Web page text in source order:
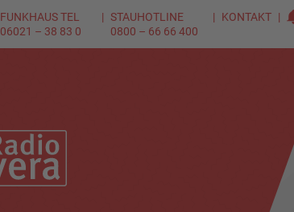
FUNKHAUS TEL
06021 – 38 83 0
STAUHOTLINE
0800 – 66 66 400
KONTAKT